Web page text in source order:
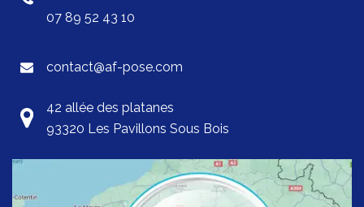
07 89 52 43 10
contact@af-pose.com
42 allée des platanes
93320 Les Pavillons Sous Bois